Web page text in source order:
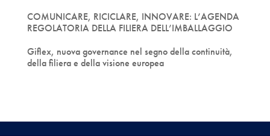
COMUNICARE, RICICLARE, INNOVARE: L’AGENDA
REGOLATORIA DELLA FILIERA DELL’IMBALLAGGIO
Giflex, nuova governance nel segno della continuità,
della filiera e della visione europea